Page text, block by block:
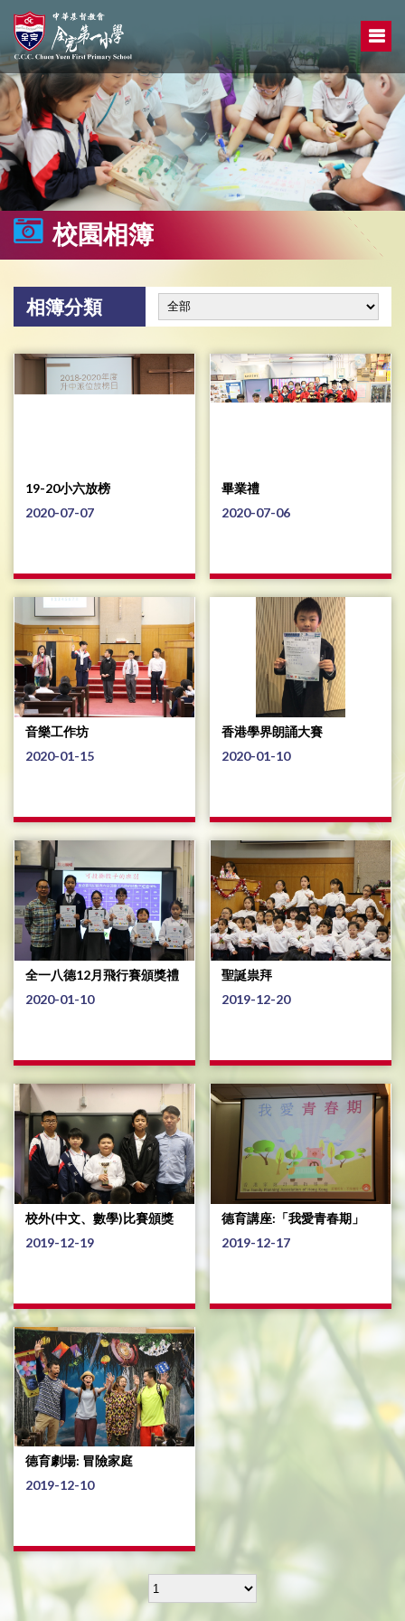
校園相簿
相簿分類
19-20小六放榜
2020-07-07
畢業禮
2020-07-06
音樂工作坊
2020-01-15
香港學界朗誦大賽
2020-01-10
全一八德12月飛行賽頒獎禮
2020-01-10
聖誕祟拜
2019-12-20
校外(中文、數學)比賽頒獎
2019-12-19
德育講座:「我愛青春期」
2019-12-17
德育劇場: 冒險家庭
2019-12-10